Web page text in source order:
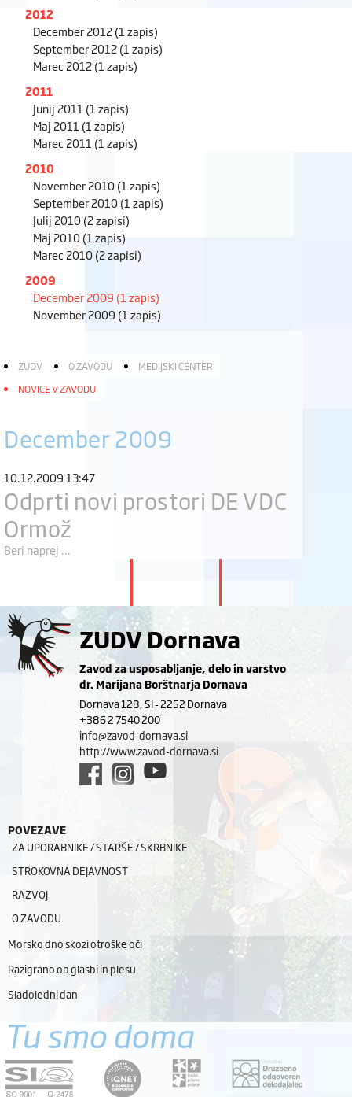
2012
December 2012(1 zapis)
September 2012(1 zapis)
Marec 2012(1 zapis)
2011
Junij 2011 (1 zapis)
Maj 2011 (1 zapis)
Marec 2011 (1 zapis)
2010
November 2010(1 zapis)
September 2010(1 zapis)
Julij 2010(2 zapisi)
Maj 2010(1 zapis)
Marec 2010(2 zapisi)
2009
December 2009 (1 zapis)
November 2009 (1 zapis)
ZUDV O ZAVODU
MEDIJSKI CENTER
NOVICE V ZAVODU
December 2009
10.12.2009 13:47
Odprti novi prostori DE VDC
Ormož
Beri naprej ...
ZUDV Dornava
Zavod za usposabljanje, delo in varstvo
dr. Marijana Borštnarja Dornava
Dornava 128, SI - 2252 Dornava
+386 2 7540 200
info@zavod-dornava.si
http://www.zavod-dornava.si
POVEZAVE
ZA UPORABNIKE / STARŠE / SKRBNIKE
STROKOVNA DEJAVNOST
RAZVOJ
O ZAVODU
Morsko dno skozi otroške oči
Razigrano ob glasbi in plesu
Sladoledni dan
Tu smo doma